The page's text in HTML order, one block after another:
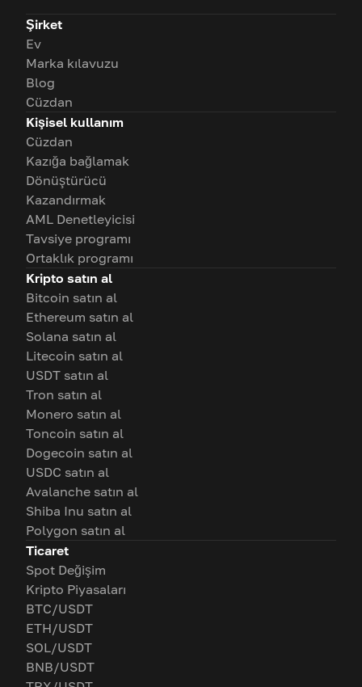
Şirket
Ev
Marka kılavuzu
Blog
Cüzdan
Kişisel kullanım
Cüzdan
Kazığa bağlamak
Dönüştürücü
Kazandırmak
AML Denetleyicisi
Tavsiye programı
Ortaklık programı
Kripto satın al
Bitcoin satın al
Ethereum satın al
Solana satın al
Litecoin satın al
USDT satın al
Tron satın al
Monero satın al
Toncoin satın al
Dogecoin satın al
USDC satın al
Avalanche satın al
Shiba Inu satın al
Polygon satın al
Ticaret
Spot Değişim
Kripto Piyasaları
BTC/USDT
ETH/USDT
SOL/USDT
BNB/USDT